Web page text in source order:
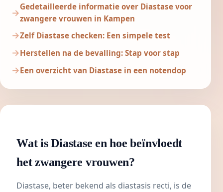
Gedetailleerde informatie over Diastase voor
zwangere vrouwen in Kampen
Zelf Diastase checken: Een simpele test
Herstellen na de bevalling: Stap voor stap
Een overzicht van Diastase in een notendop
Wat is Diastase en hoe beïnvloedt
het zwangere vrouwen?
Diastase, beter bekend als diastasis recti, is de